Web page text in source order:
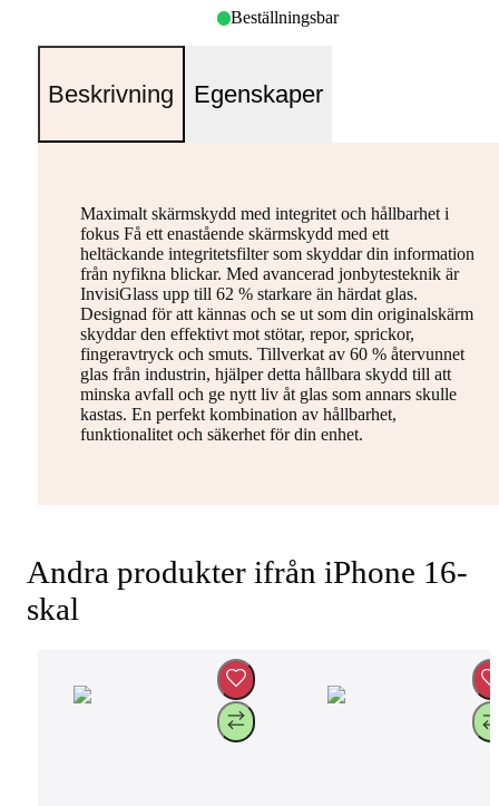
Beställningsbar
Beskrivning Egenskaper
Maximalt skärmskydd med integritet och hållbarhet i
fokus Få ett enastående skärmskydd med ett
heltäckande integritetsfilter som skyddar din information
från nyfikna blickar. Med avancerad jonbytesteknik är
InvisiGlass upp till 62 % starkare än härdat glas.
Designad för att kännas och se ut som din originalskärm
skyddar den effektivt mot stötar, repor, sprickor,
fingeravtryck och smuts. Tillverkat av 60 % återvunnet
glas från industrin, hjälper detta hållbara skydd till att
minska avfall och ge nytt liv åt glas som annars skulle
kastas. En perfekt kombination av hållbarhet,
funktionalitet och säkerhet för din enhet.
Andra produkter ifrån iPhone 16-
skal